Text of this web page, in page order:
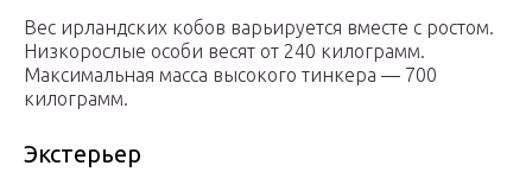
Вес ирландских кобов варьируется вместе с ростом.
Низкорослые особи весят от 240 килограмм.
Максимальная масса высокого тинкера — 700
килограмм.
Экстерьер